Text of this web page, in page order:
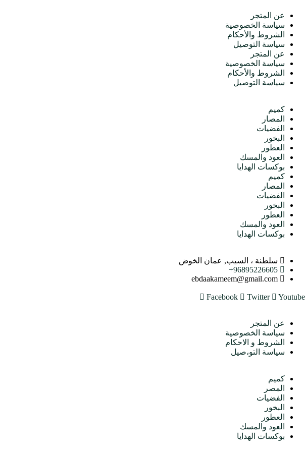
عن المتجر
سياسة الخصوصية
الشروط والأحكام
سياسة التوصيل
عن المتجر
سياسة الخصوصية
الشروط والأحكام
سياسة التوصيل
كميم
المصار
الفضيات
البخور
العطور
العود والمسك
بوكسات الهدايا
كميم
المصار
الفضيات
البخور
العطور
العود والمسك
بوكسات الهدايا
سلطنة ، السيب, عمان الخوض
96895226605+
ebdaakameem@gmail.com
Facebook Twitter
Youtube
عن المتجر
سياسة الخصوصية
الشروط و الاحكام
سياسة التو،صيل
كميم
المصر
الفضيات
البخور
العطور
العود والمسك
بوكسات الهدايا